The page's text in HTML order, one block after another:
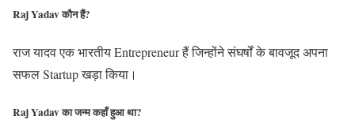
Raj Yadav कौन हैं?
राज यादव एक भारतीय Entrepreneur हैं जिन्होंने संघर्षों के बावजूद अपना
सफल Startup खड़ा किया।
Raj Yadav का जन्म कहाँ हुआ था?